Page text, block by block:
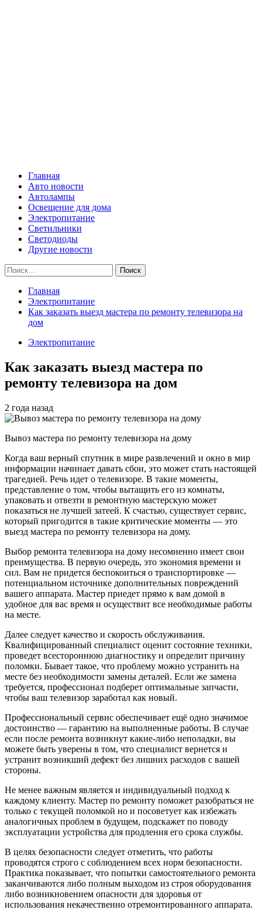
Главная
Авто новости
Автолампы
Освещение для дома
Электропитание
Светильники
Светодиоды
Другие новости
Найти:
Главная
Электропитание
Как заказать выезд мастера по ремонту телевизора на
дом
Электропитание
Как заказать выезд мастера по
ремонту телевизора на дом
2 года назад
Вывоз мастера по ремонту телевизора на дому
Когда ваш верный спутник в мире развлечений и окно в мир
информации начинает давать сбои, это может стать настоящей
трагедией. Речь идет о телевизоре. В такие моменты,
представление о том, чтобы вытащить его из комнаты,
упаковать и отвезти в ремонтную мастерскую может
показаться не лучшей затеей. К счастью, существует сервис,
который пригодится в такие критические моменты — это
выезд мастера по ремонту телевизора на дому.
Выбор ремонта телевизора на дому несомненно имеет свои
преимущества. В первую очередь, это экономия времени и
сил. Вам не придется беспокоиться о транспортировке —
потенциальном источнике дополнительных повреждений
вашего аппарата. Мастер приедет прямо к вам домой в
удобное для вас время и осуществит все необходимые работы
на месте.
Далее следует качество и скорость обслуживания.
Квалифицированный специалист оценит состояние техники,
проведет всестороннюю диагностику и определит причину
поломки. Бывает такое, что проблему можно устранить на
месте без необходимости замены деталей. Если же замена
требуется, профессионал подберет оптимальные запчасти,
чтобы ваш телевизор заработал как новый.
Профессиональный сервис обеспечивает ещё одно значимое
достоинство — гарантию на выполненные работы. В случае
если после ремонта возникнут какие-либо неполадки, вы
можете быть уверены в том, что специалист вернется и
устранит возникший дефект без лишних расходов с вашей
стороны.
Не менее важным является и индивидуальный подход к
каждому клиенту. Мастер по ремонту поможет разобраться не
только с текущей поломкой но и посоветует как избежать
аналогичных проблем в будущем, подскажет по поводу
эксплуатации устройства для продления его срока службы.
В целях безопасности следует отметить, что работы
проводятся строго с соблюдением всех норм безопасности.
Практика показывает, что попытки самостоятельного ремонта
заканчиваются либо полным выходом из строя оборудования
либо возникновением опасности для здоровья от
использования некачественно отремонтированного аппарата.